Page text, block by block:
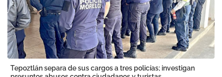
Tepoztlán separa de sus cargos a tres policías; investigan